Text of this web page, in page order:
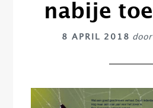
nabije
8 APRIL 2018 door